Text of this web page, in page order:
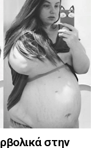
στην